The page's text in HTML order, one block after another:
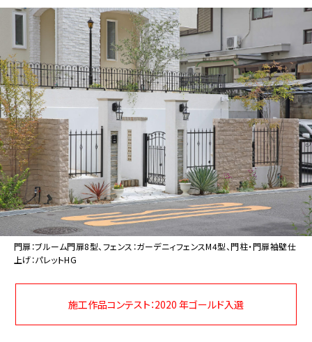
門扉：ブルーム門扉8型、フェンス：ガーデニィフェンスM4型、門柱・門扉袖壁仕
上げ：パレットHG
施工作品コンテスト：2020 年ゴールド入選